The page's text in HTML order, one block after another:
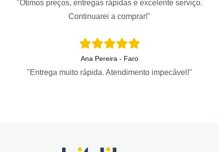
"Ótimos preços, entregas rápidas e excelente serviço.
Continuarei a comprar!"
Ana Pereira - Faro
"Entrega muito rápida. Atendimento impecável!"